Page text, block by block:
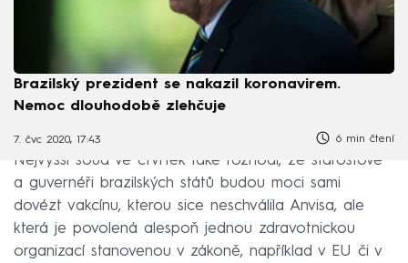
Brazilský prezident se nakazil koronavirem.
Nemoc dlouhodobě zlehčuje
7. čvc 2020, 17:43 6 min čtení
Nejvyšší soud ve čtvrtek také rozhodl, že starostové
a guvernéři brazilských států budou moci sami
dovézt vakcínu, kterou sice neschválila Anvisa, ale
která je povolená alespoň jednou zdravotnickou
organizací stanovenou v zákoně, například v EU či v